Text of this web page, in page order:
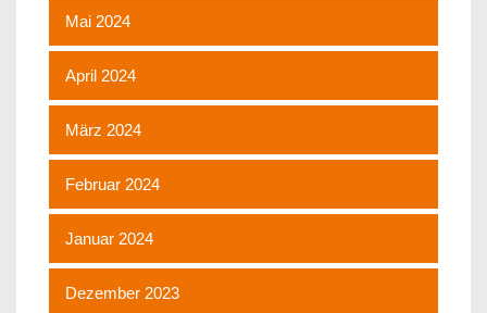
Mai 2024
April 2024
März 2024
Februar 2024
Januar 2024
Dezember 2023